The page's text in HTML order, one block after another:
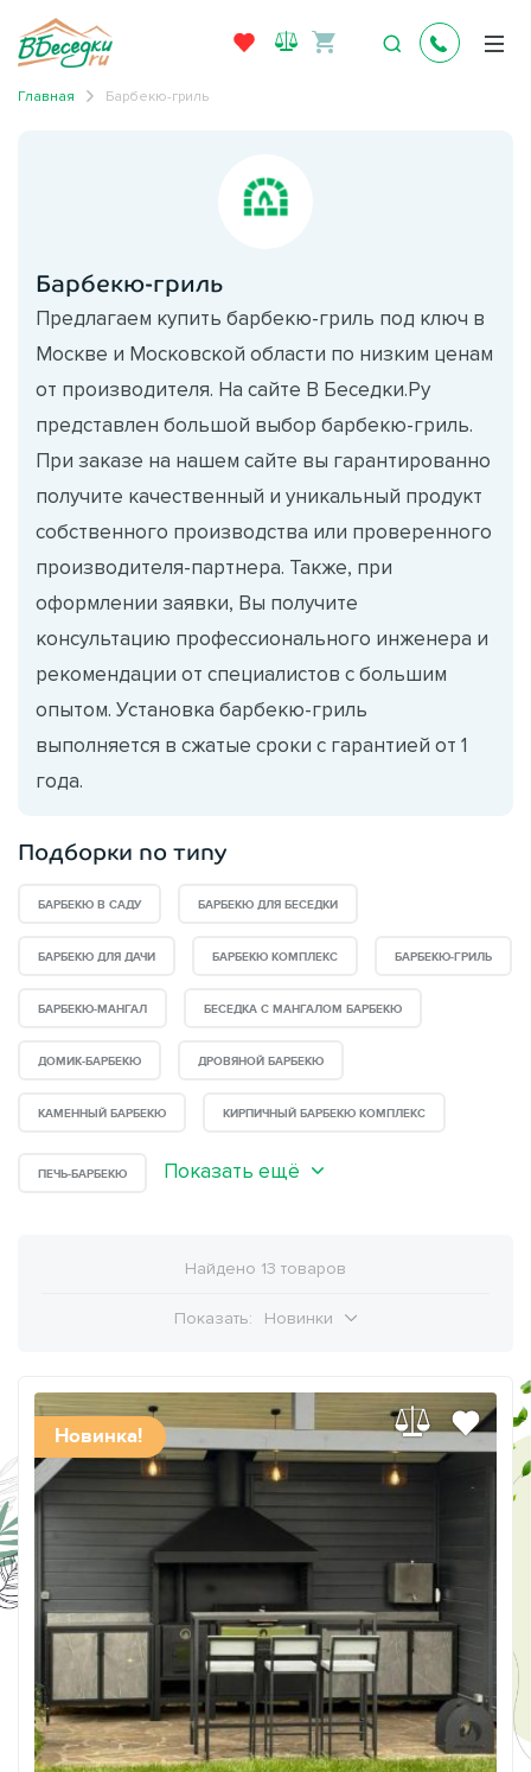
Главная Барбекю-гриль
Барбекю-гриль
Предлагаем купить барбекю-гриль под ключ в
Москве и Московской области по низким ценам
от производителя. На сайте В Беседки.Ру
представлен большой выбор барбекю-гриль.
При заказе на нашем сайте вы гарантированно
получите качественный и уникальный продукт
собственного производства или проверенного
производителя-партнера. Также, при
оформлении заявки, Вы получите
консультацию профессионального инженера и
рекомендации от специалистов с большим
опытом. Установка барбекю-гриль
выполняется в сжатые сроки с гарантией от 1
года.
Подборки по типу
БАРБЕКЮ В САДУ БАРБЕКЮ ДЛЯ БЕСЕДКИ
БАРБЕКЮ ДЛЯ ДАЧИ БАРБЕКЮ КОМПЛЕКС БАРБЕКЮ-ГРИЛЬ
БАРБЕКЮ-МАНГАЛ БЕСЕДКА С МАНГАЛОМ БАРБЕКЮ
ДОМИК-БАРБЕКЮ ДРОВЯНОЙ БАРБЕКЮ
КАМЕННЫЙ БАРБЕКЮ КИРПИЧНЫЙ БАРБЕКЮ КОМПЛЕКС
ПЕЧЬ-БАРБЕКЮ Показать ещё
Найдено 13 товаров
Показать: Новинки
Новинка!